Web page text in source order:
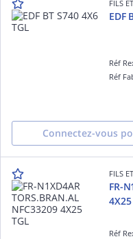
FILS
EDF
Réf
Réf
Connectez-vous
FILS
FR-
Réf